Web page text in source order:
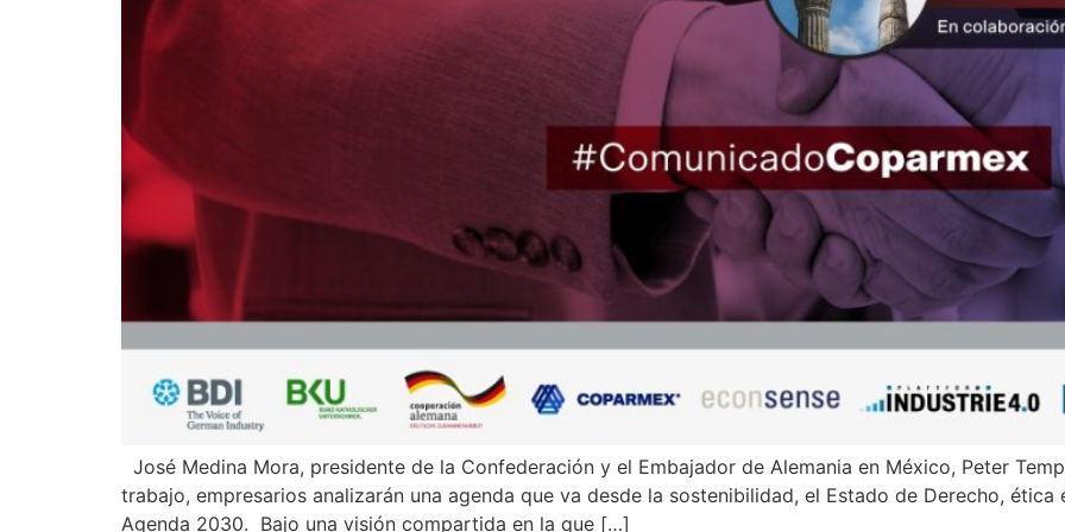
José Medina Mora, presidente de la Confederación y el Embajador de Alemania en México, Peter
trabajo, empresarios analizarán una agenda que va desde la sostenibilidad, el Estado de Derecho,
Agenda 2030. Bajo una visión compartida en la que […]